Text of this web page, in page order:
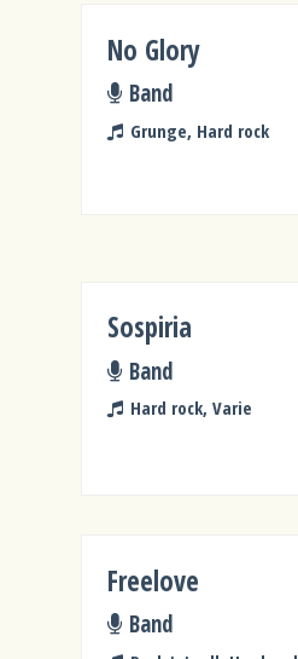
No Glory
Band
Grunge, Hard rock
Sospiria
Band
Hard rock, Varie
Freelove
Band